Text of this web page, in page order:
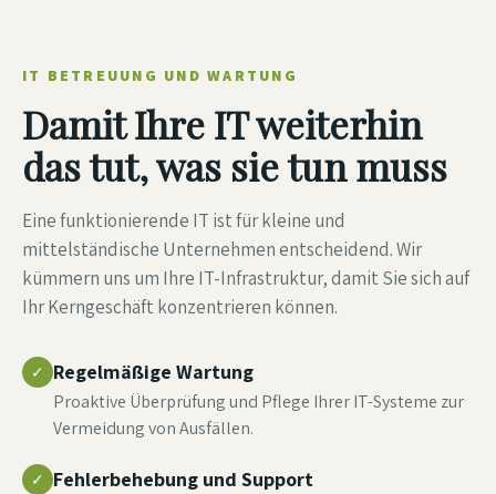
IT BETREUUNG UND WARTUNG
Damit Ihre IT weiterhin
das tut, was sie tun muss
Eine funktionierende IT ist für kleine und
mittelständische Unternehmen entscheidend. Wir
kümmern uns um Ihre IT-Infrastruktur, damit Sie sich auf
Ihr Kerngeschäft konzentrieren können.
✓ Regelmäßige Wartung
Proaktive Überprüfung und Pflege Ihrer IT-Systeme zur
Vermeidung von Ausfällen.
✓ Fehlerbehebung und Support